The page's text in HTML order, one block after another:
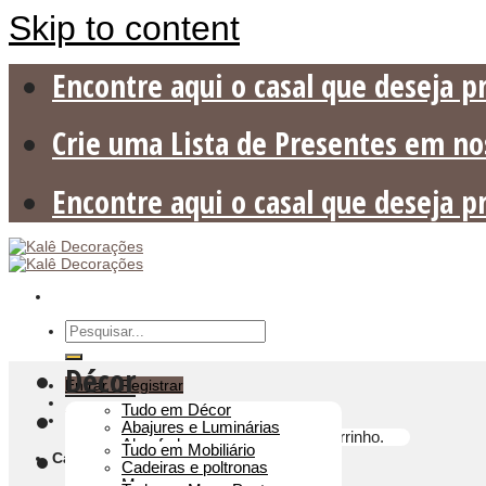
Skip to content
Encontre aqui o casal que deseja
Crie uma Lista de Presentes em
Encontre aqui o casal que deseja
Entrar / Registrar
Carrinho
Nenhum produto no carrinho.
Carrinho
Décor
Tudo em Décor
Abajures e Luminárias
Almofada
Bandejas
Book Box
Mobiliário
Tudo em Mobiliário
Cadeiras e poltronas
Mesa Posta